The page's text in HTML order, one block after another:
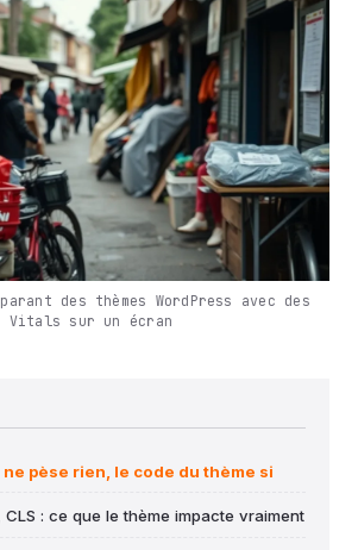
des thèmes WordPress avec des
Vitals sur un écran
pèse rien, le code du thème si
CLS : ce que le thème impacte vraiment